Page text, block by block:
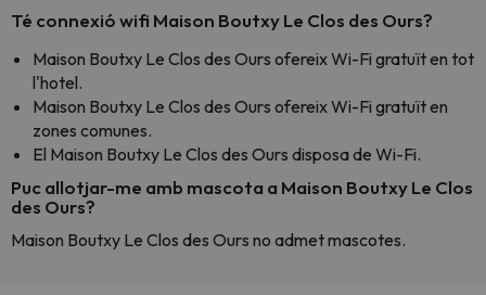
Té connexió wifi Maison Boutxy Le Clos des Ours?
Maison Boutxy Le Clos des Ours ofereix Wi-Fi gratuït en tot
l'hotel.
Maison Boutxy Le Clos des Ours ofereix Wi-Fi gratuït en
zones comunes.
El Maison Boutxy Le Clos des Ours disposa de Wi-Fi.
Puc allotjar-me amb mascota a Maison Boutxy Le Clos
des Ours?
Maison Boutxy Le Clos des Ours no admet mascotes.